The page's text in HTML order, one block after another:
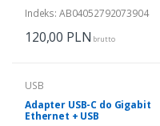
Indeks: AB04052792073904
120,00 PLN brutto
USB
Adapter USB-C do Gigabit
Ethernet + USB